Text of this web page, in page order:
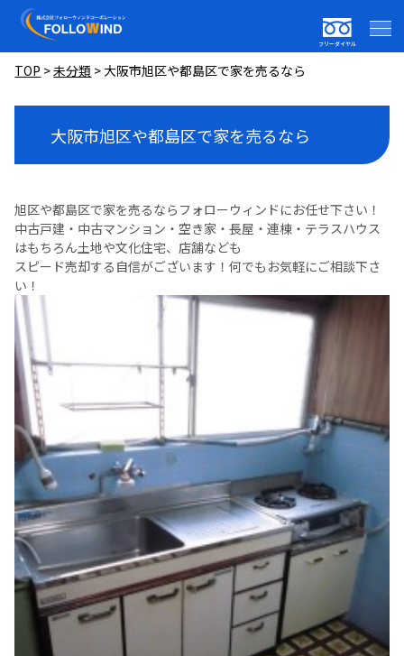
フリーダイヤル
TOP >未分類 >大阪市旭区や都島区で家を売るなら
大阪市旭区や都島区で家を売るなら
旭区や都島区で家を売るならフォローウィンドにお任せ下さい！
中古戸建・中古マンション・空き家・長屋・連棟・テラスハウス
はもちろん土地や文化住宅、店舗なども
スピード売却する自信がございます！何でもお気軽にご相談下さ
い！